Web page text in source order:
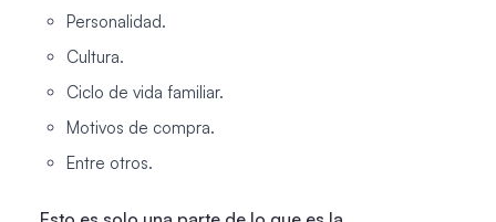
Personalidad.
Cultura.
Ciclo de vida familiar.
Motivos de compra.
Entre otros.